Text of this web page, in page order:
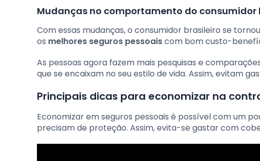
Mudanças no comportamento do consumidor
Com essas mudanças, o consumidor brasileiro se
os melhores seguros pessoaiscom bom custo-
As pessoas agora fazem mais pesquisas e
que se encaixam no seu estilo de vida. Assim, evitam
Principais dicas para economizar na
Economizar em seguros pessoais é possível com um
precisam de proteção. Assim, evita-se gastar com